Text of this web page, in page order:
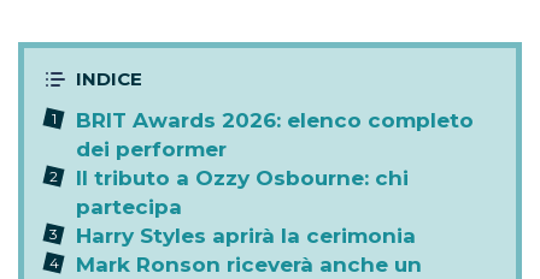
BRIT Awards 2026: elenco completo
dei performer
Il tributo a Ozzy Osbourne: chi
partecipa
Harry Styles aprirà la cerimonia
Mark Ronson riceverà anche un